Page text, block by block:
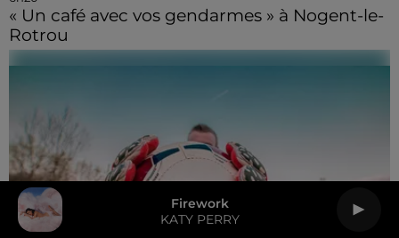
Firework
KATY PERRY
« Un café avec vos gendarmes » à Nogent-le-
Rotrou